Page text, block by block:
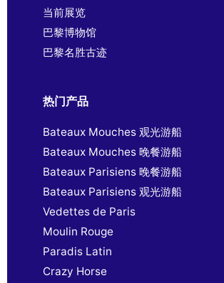
当前展览
巴黎博物馆
巴黎名胜古迹
热门产品
Bateaux Mouches 观光游船
Bateaux Mouches 晚餐游船
Bateaux Parisiens 晚餐游船
Bateaux Parisiens 观光游船
Vedettes de Paris
Moulin Rouge
Paradis Latin
Crazy Horse